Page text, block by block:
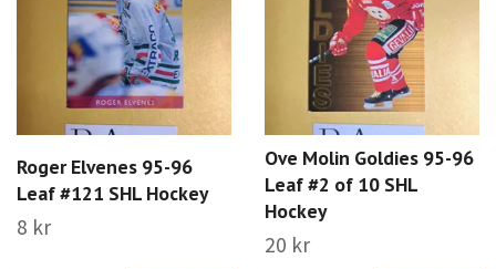
Roger Elvenes 95-96
Leaf #121 SHL Hockey
8 kr
Ove Molin Goldies 95-96
Leaf #2 of 10 SHL
Hockey
20 kr